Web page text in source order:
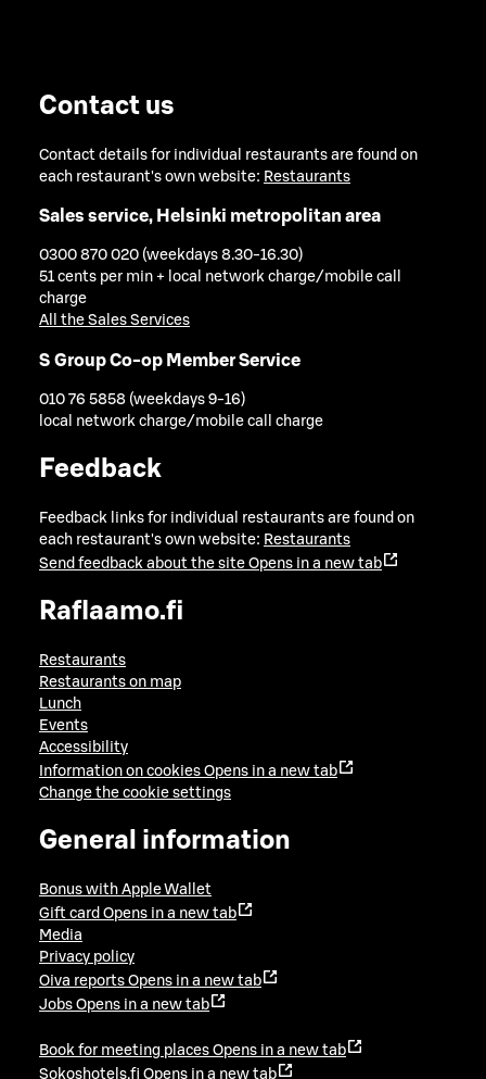
Contact us
Contact details for individual restaurants are found on
each restaurant's own website: Restaurants
Sales service, Helsinki metropolitan area
0300 870 020 (weekdays 8.30-16.30)
51 cents per min + local network charge/mobile call
charge
All the Sales Services
S Group Co-op Member Service
010 76 5858 (weekdays 9-16)
local network charge/mobile call charge
Feedback
Feedback links for individual restaurants are found on
each restaurant's own website: Restaurants
Send feedback about the site Opens in a new tab
Raflaamo.fi
Restaurants
Restaurants on map
Lunch
Events
Accessibility
Information on cookies Opens in a new tab
Change the cookie settings
General information
Bonus with Apple Wallet
Gift card Opens in a new tab
Media
Privacy policy
Oiva reports Opens in a new tab
Jobs Opens in a new tab
Book for meeting places Opens in a new tab
Sokoshotels.fi Opens in a new tab